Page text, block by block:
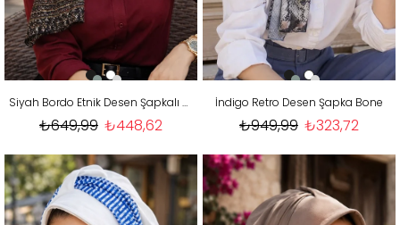
Siyah Bordo Etnik Desen Şapkalı Bone
₺448,62
₺649,99
İndigo Retro Desen Şapka Bone
₺323,72
₺949,99